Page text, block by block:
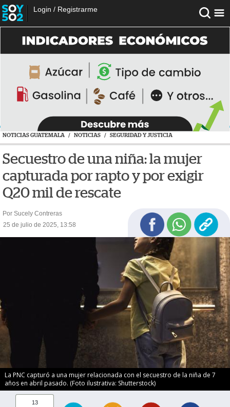
Login / Registrarme
NOTICIAS GUATEMALA / NOTICIAS / SEGURIDAD Y JUSTICIA
Secuestro de una niña: la mujer
capturada por rapto y por exigir
Q20 mil de rescate
Por Sucely Contreras
25 de julio de 2025, 13:58
La PNC capturó a una mujer relacionada con el secuestro de la niña de 7
años en abril pasado. (Foto ilustrativa: Shutterstock)
13